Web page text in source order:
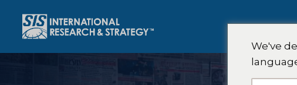
容
We've